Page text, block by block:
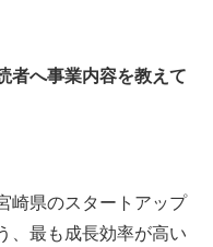
者へ事業内容を教えて
崎県のスタートアップ
、最も成長効率が高い